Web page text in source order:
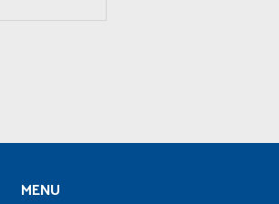
MENU